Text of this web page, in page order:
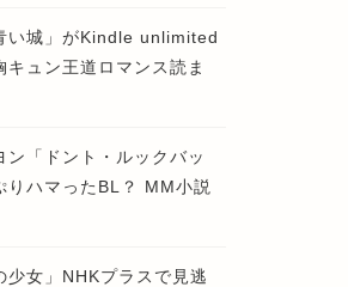
い城」がKindle unlimited
キュン王道ロマンス読ま
ン「ドント・ルックバッ
りハマったBL？ MM小説
少女」NHKプラスで見逃